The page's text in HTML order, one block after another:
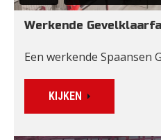
Werkende
Een werkende Spaansen
KIJKEN